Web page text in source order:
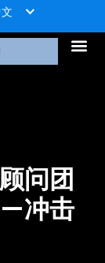
问团
冲击